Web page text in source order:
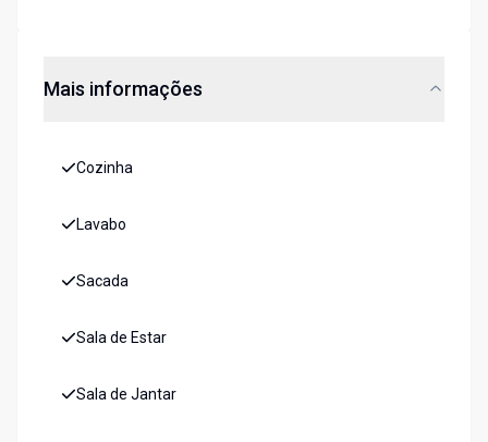
Mais informações
Cozinha
Lavabo
Sacada
Sala de Estar
Sala de Jantar